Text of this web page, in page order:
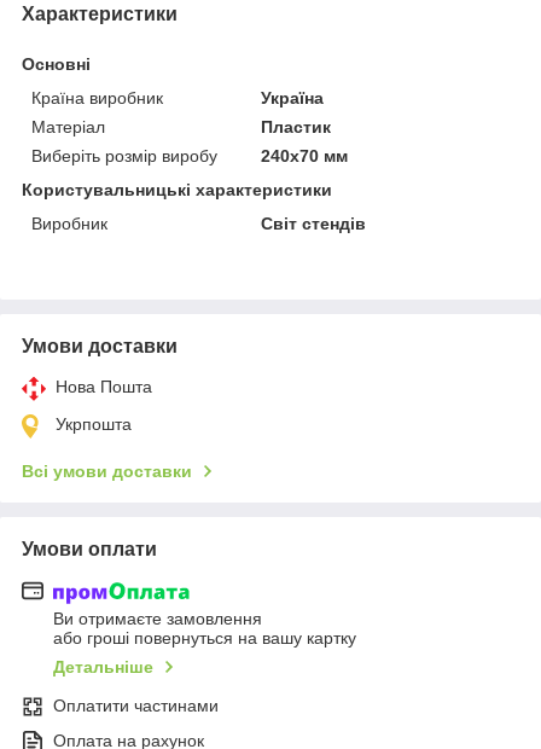
Характеристики
Основні
Країна виробник
Україна
Матеріал
Пластик
Виберіть розмір виробу
240х70 мм
Користувальницькі характеристики
Виробник
Світ стендів
Умови доставки
Нова Пошта
Укрпошта
Всі умови доставки
Умови оплати
Ви отримаєте замовлення
або гроші повернуться на вашу картку
Детальніше
Оплатити частинами
Оплата на рахунок